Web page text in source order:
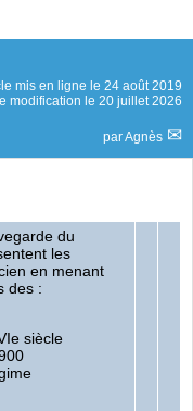
mis en ligne le 24 août 2019
modification le 20 juillet 2026
parAgnès
du
les
en menant
des :
siècle